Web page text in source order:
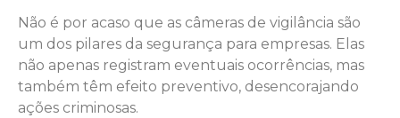
Não é por acaso que as câmeras de vigilância são
um dos pilares da segurança para empresas. Elas
não apenas registram eventuais ocorrências, mas
também têm efeito preventivo, desencorajando
ações criminosas.